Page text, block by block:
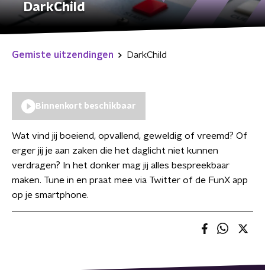
DarkChild
Gemiste uitzendingen DarkChild
Binnenkort beschikbaar
Wat vind jij boeiend, opvallend, geweldig of vreemd? Of
erger jij je aan zaken die het daglicht niet kunnen
verdragen? In het donker mag jij alles bespreekbaar
maken. Tune in en praat mee via Twitter of de FunX app
op je smartphone.